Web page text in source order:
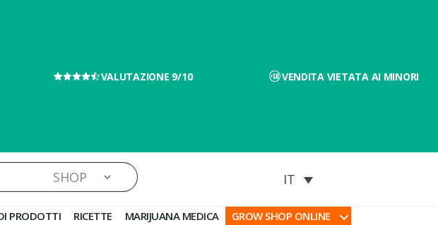
VALUTAZIONE 9/10 VENDITA VIETATA AI MINORI
PRODOTTI RICETTE MARIJUANA MEDICA GROW SHOP ONLINE